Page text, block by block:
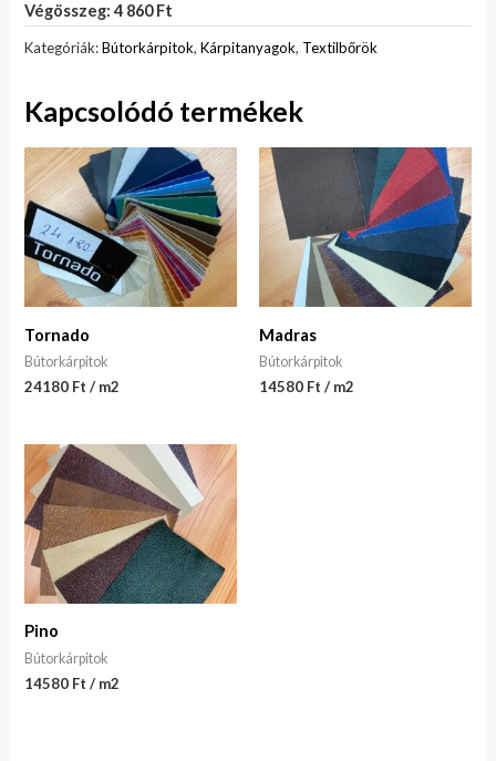
Végösszeg: 4 860 Ft
Kategóriák:Bútorkárpitok,Kárpitanyagok, Textilbőrök
Kapcsolódó termékek
Tornado
Bútorkárpitok
24180 Ft / m2
Madras
Bútorkárpitok
14580 Ft / m2
Pino
Bútorkárpitok
14580 Ft / m2